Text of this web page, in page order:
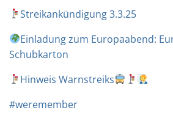
Streikankündigung 3.3.25
Einladung zum Europaabend:
Schubkarton
Hinweis Warnstreiks
#weremember